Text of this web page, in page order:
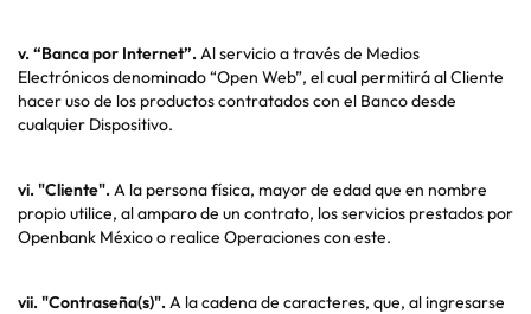
v. “Banca por Internet”. Al servicio a través de Medios
Electrónicos denominado “Open Web”, el cual permitirá al Cliente
hacer uso de los productos contratados con el Banco desde
cualquier Dispositivo.
vi. "Cliente". A la persona física, mayor de edad que en nombre
propio utilice, al amparo de un contrato, los servicios prestados por
Openbank México o realice Operaciones con este.
vii. "Contraseña(s)". A la cadena de caracteres, que, al ingresarse